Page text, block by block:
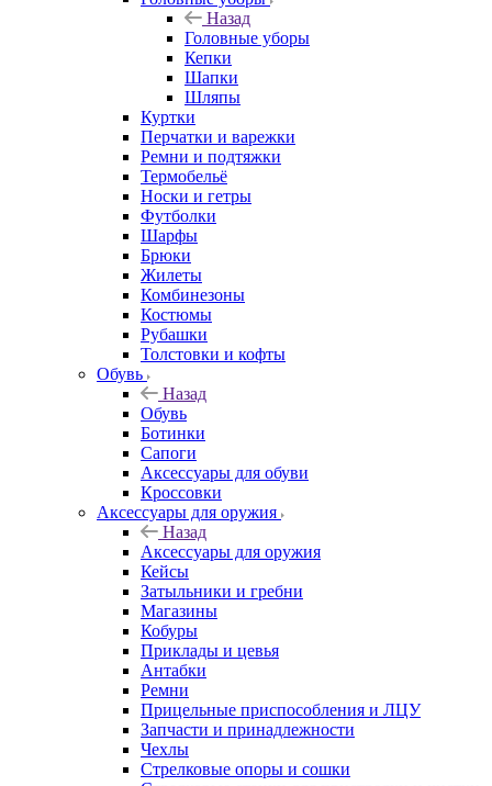
Назад
Головные уборы
Кепки
Шапки
Шляпы
Куртки
Перчатки и варежки
Ремни и подтяжки
Термобельё
Носки и гетры
Футболки
Шарфы
Брюки
Жилеты
Комбинезоны
Костюмы
Рубашки
Толстовки и кофты
Обувь
Назад
Обувь
Ботинки
Сапоги
Аксессуары для обуви
Кроссовки
Аксессуары для оружия
Назад
Аксессуары для оружия
Кейсы
Затыльники и гребни
Магазины
Кобуры
Приклады и цевья
Антабки
Ремни
Прицельные приспособления и ЛЦУ
Запчасти и принадлежности
Чехлы
Стрелковые опоры и сошки